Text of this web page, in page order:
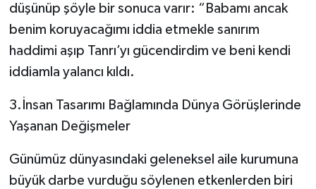
düşünüp şöyle bir sonuca varır: “Babamı ancak
benim koruyacağımı iddia etmekle sanırım
haddimi aşıp Tanrı’yı gücendirdim ve beni kendi
iddiamla yalancı kıldı.
3.İnsan Tasarımı Bağlamında Dünya Görüşlerinde
Yaşanan Değişmeler
Günümüz dünyasındaki geleneksel aile kurumuna
büyük darbe vurduğu söylenen etkenlerden biri